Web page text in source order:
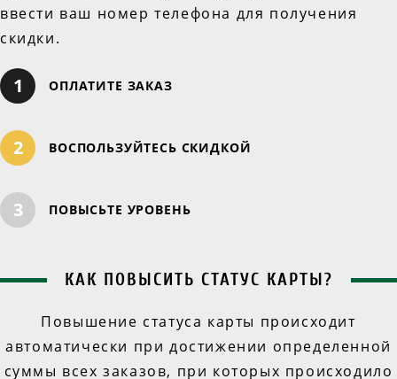
ввести ваш номер телефона для получения
скидки.
1 ОПЛАТИТЕ ЗАКАЗ
2 ВОСПОЛЬЗУЙТЕСЬ СКИДКОЙ
3 ПОВЫСЬТЕ УРОВЕНЬ
КАК ПОВЫСИТЬ СТАТУС КАРТЫ?
Повышение статуса карты происходит
автоматически при достижении определенной
суммы всех заказов, при которых происходило